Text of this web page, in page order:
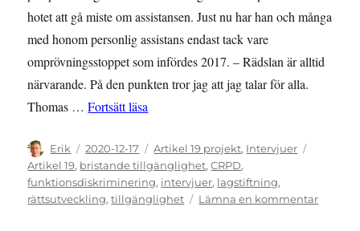
hotet att gå miste om assistansen. Just nu har han och många
med honom personlig assistans endast tack vare
omprövningsstoppet som infördes 2017. – Rädslan är alltid
närvarande. På den punkten tror jag att jag talar för alla.
Thomas …Fortsätt läsa
Författare
Erik
Publicerat
den
2020-12-17 Kategorier
Artikel 19 projekt, Intervjuer
Artikel 19, bristande tillgänglighet,CRPD,
funktionsdiskriminering, intervjuer, lagstiftning,
rättsutveckling,tillgänglighet Lämna en kommentartill